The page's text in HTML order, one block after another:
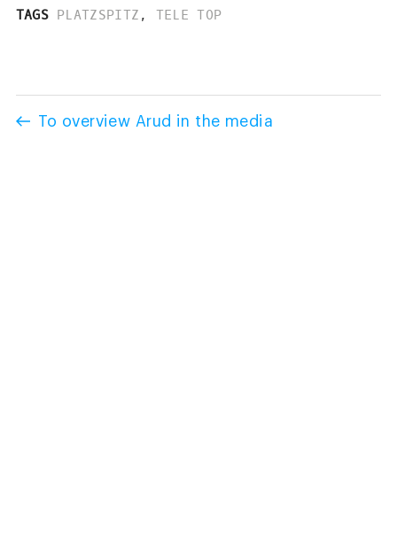
TAGS PLATZSPITZ , TELE TOP
To overview Arud in the media